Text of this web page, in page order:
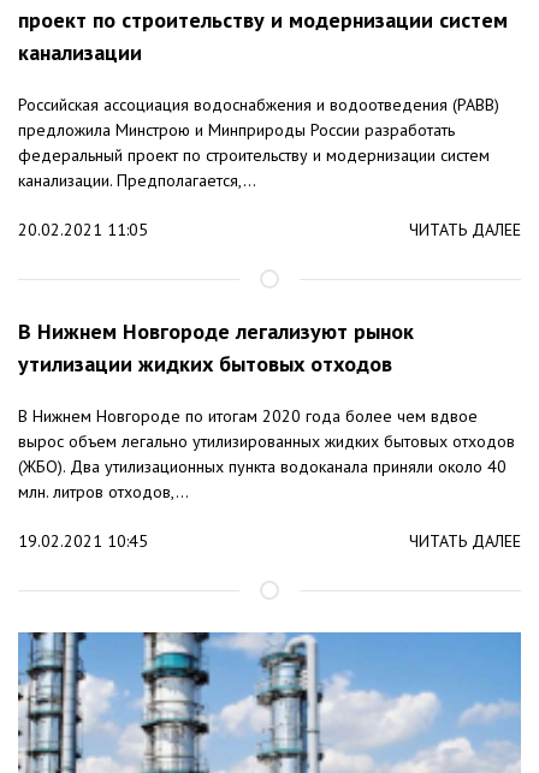
проект по строительству и модернизации систем
канализации
Российская ассоциация водоснабжения и водоотведения (РАВВ)
предложила Минстрою и Минприроды России разработать
федеральный проект по строительству и модернизации систем
канализации. Предполагается,...
20.02.2021 11:05 ЧИТАТЬ ДАЛЕЕ
В Нижнем Новгороде легализуют рынок
утилизации жидких бытовых отходов
В Нижнем Новгороде по итогам 2020 года более чем вдвое
вырос объем легально утилизированных жидких бытовых отходов
(ЖБО). Два утилизационных пункта водоканала приняли около 40
млн. литров отходов,...
19.02.2021 10:45 ЧИТАТЬ ДАЛЕЕ